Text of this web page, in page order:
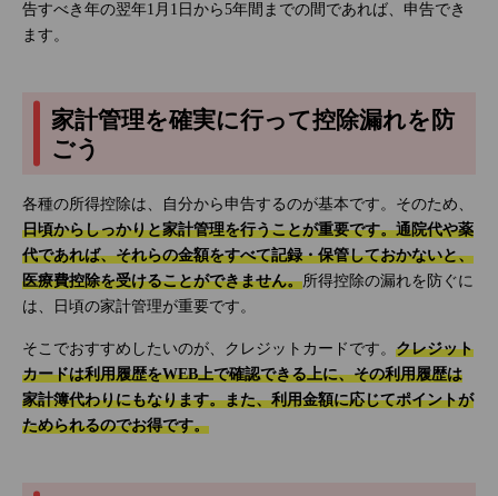
告すべき年の翌年1月1日から5年間までの間であれば、申告でき
ます。
家計管理を確実に行って控除漏れを防
ごう
各種の所得控除は、自分から申告するのが基本です。そのため、
日頃からしっかりと家計管理を行うことが重要です。通院代や薬
代であれば、それらの金額をすべて記録・保管しておかないと、
医療費控除を受けることができません。所得控除の漏れを防ぐに
は、日頃の家計管理が重要です。
そこでおすすめしたいのが、クレジットカードです。 クレジット
カードは利用履歴をWEB上で確認できる上に、その利用履歴は
家計簿代わりにもなります。また、利用金額に応じてポイントが
ためられるのでお得です。